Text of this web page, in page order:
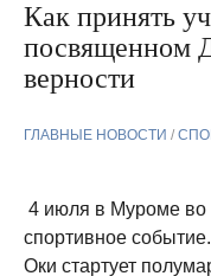
Как принять
посвященном
верности
ГЛАВНЫЕ НОВОСТИ /
4 июля в Муроме во
спортивное
Оки стартует